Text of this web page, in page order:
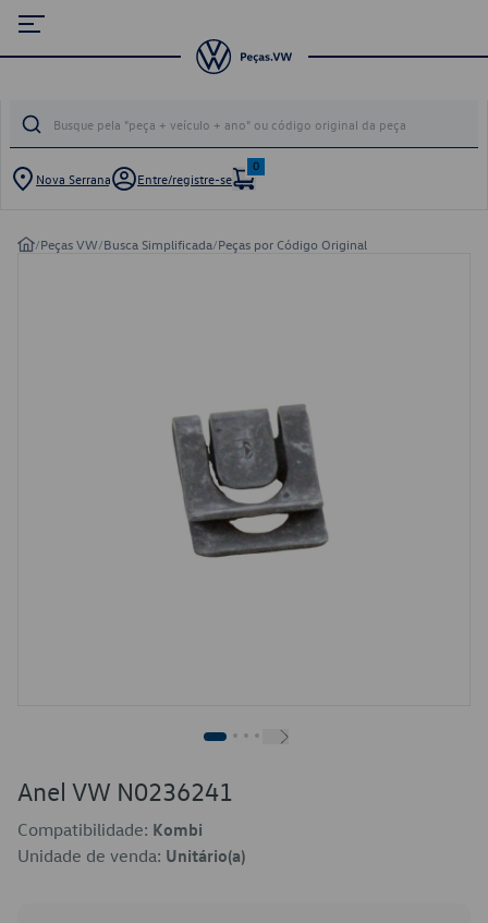
Nova Serrana Entre/registre-se
0
/Peças VW/Busca Simplificada/Peças por Código Original
Anel VW N0236241
Compatibilidade: Kombi
Unidade de venda: Unitário(a)